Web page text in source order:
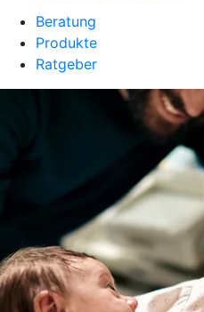
Beratung
Produkte
Ratgeber